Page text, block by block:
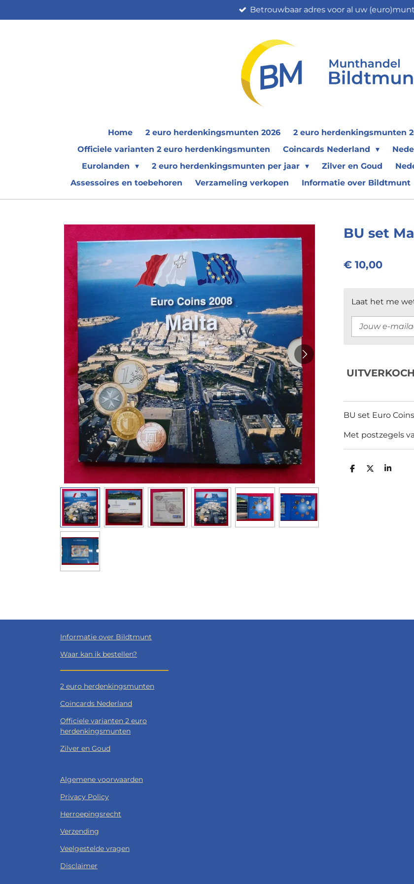
direct
Betrouwbaar adres voor al uw
Home 2 euro herdenkingsmunten 2026 2 euro herdenkingsmunten
Officiele varianten 2 euro herdenkingsmunten
Coincards Nederland
Eurolanden
2 euro herdenkingsmunten per jaar Zilver en Goud
Assessoires en toebehoren
Verzameling verkopen Informatie over Bildtmunt
BU set
€ 10,00
Laat het me
BU set Euro
Met postzegels
D
D
S
Informatie over Bildtmunt
Waar kan ik bestellen?
2 euro herdenkingsmunten
Coincards Nederland
Officiele varianten 2 euro
herdenkingsmunten
Zilver en Goud
Algemene voorwaarden
Privacy Policy
Herroepingsrecht
Verzending
Veelgestelde vragen
Disclaimer